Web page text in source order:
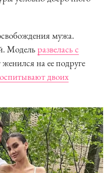
мужа.
Модель развелась с
женился на ее подруге
двоих